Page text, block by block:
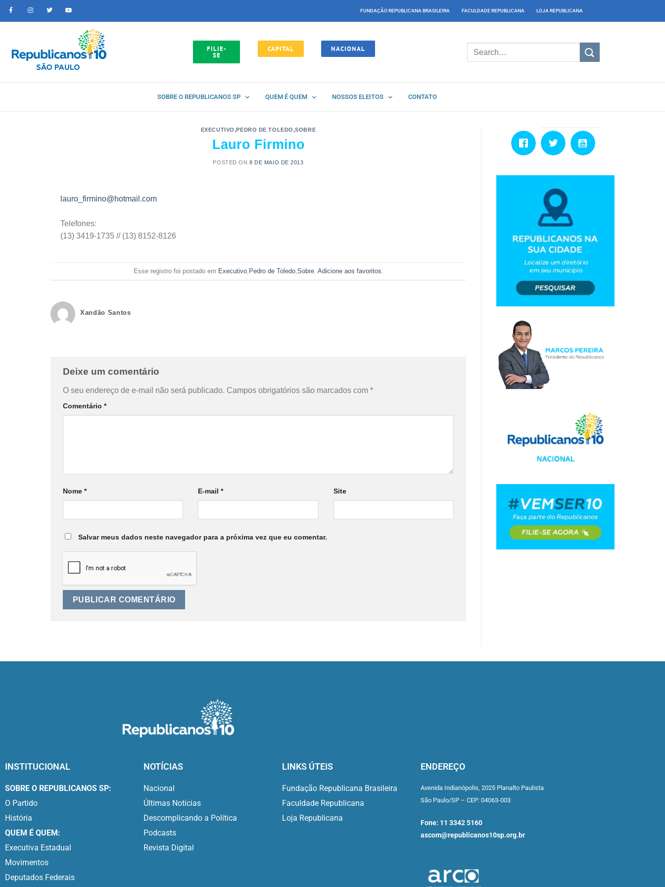
FUNDAÇÃO REPUBLICANA BRASILEIRA FACULDADE REPUBLICANA LOJA REPUBLICANA
FILIE-
SE
CAPITAL NACIONAL
SOBRE O REPUBLICANOS SP QUEM É QUEM NOSSOS ELEITOS CONTATO
EXECUTIVO,PEDRO DE TOLEDO,SOBRE
Lauro Firmino
POSTED ON8 DE MAIO DE 2013
lauro_firmino@hotmail.com
Telefones:
(13) 3419-1735 // (13) 8152-8126
Esse registro foi postado em Executivo, Pedro de Toledo, Sobre. Adicione aos favoritos
Xandão Santos
Deixe um comentário
O seu endereço de e-mail não será publicado. Campos obrigatórios são marcados com *
Comentário *
Nome * E-mail* Site
Salvar meus dados neste navegador para a próxima vez que eu comentar.
INSTITUCIONAL
SOBRE O REPUBLICANOS SP:
O Partido
História
QUEM É QUEM:
Executiva Estadual
Movimentos
Deputados Federais
NOTÍCIAS
Nacional
Últimas Notícias
Descomplicando a Política
Podcasts
Revista Digital
LINKS ÚTEIS
Fundação Republicana Brasileira
Faculdade Republicana
Loja Republicana
ENDEREÇO
Avenida Indianópolis, 2025 Planalto Paulista
São Paulo/SP – CEP: 04063-003
Fone: 11 3342 5160
ascom@republicanos10sp.org.br